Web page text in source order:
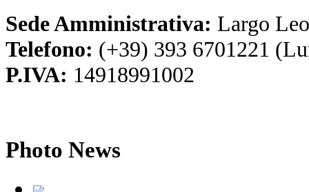
Sede Amministrativa: Largo
Telefono: (+39) 393 6701221
P.IVA: 14918991002
Photo News